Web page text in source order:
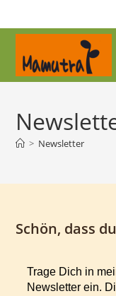
Inhalt
> Newsletter
Schön, dass
Trage Dich in
Newsletter ein.